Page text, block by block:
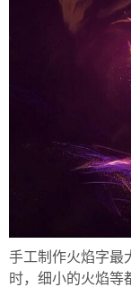
手工制作火焰字最
时，细小的火焰等